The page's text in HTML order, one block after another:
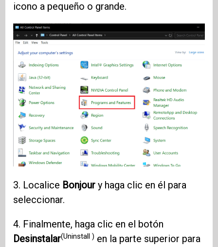
icono a pequeño o grande.
3. Localice Bonjour y haga clic en él para
seleccionar.
4. Finalmente, haga clic en el botón
Desinstalar(Uninstall ) en la parte superior para